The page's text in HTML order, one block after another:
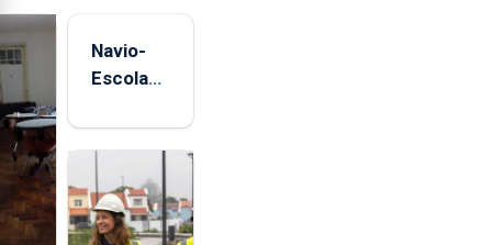
Navio-
Escola
está de
aos
Açores